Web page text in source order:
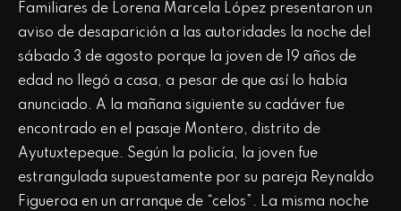
Familiares de Lorena Marcela López presentaron un
aviso de desaparición a las autoridades la noche del
sábado 3 de agosto porque la joven de 19 años de
edad no llegó a casa, a pesar de que así lo había
anunciado. A la mañana siguiente su cadáver fue
encontrado en el pasaje Montero, distrito de
Ayutuxtepeque. Según la policía, la joven fue
estrangulada supuestamente por su pareja Reynaldo
Figueroa en un arranque de “celos”. La misma noche